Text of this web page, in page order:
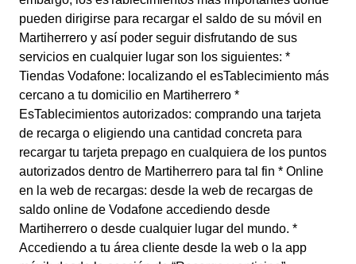
pueden dirigirse para recargar el saldo de su móvil en
Martiherrero y así poder seguir disfrutando de sus
servicios en cualquier lugar son los siguientes: *
Tiendas Vodafone: localizando el esTablecimiento más
cercano a tu domicilio en Martiherrero *
EsTablecimientos autorizados: comprando una tarjeta
de recarga o eligiendo una cantidad concreta para
recargar tu tarjeta prepago en cualquiera de los puntos
autorizados dentro de Martiherrero para tal fin * Online
en la web de recargas: desde la web de recargas de
saldo online de Vodafone accediendo desde
Martiherrero o desde cualquier lugar del mundo. *
Accediendo a tu área cliente desde la web o la app